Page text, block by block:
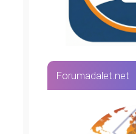
Forumadalet.net